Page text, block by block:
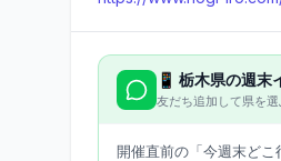
📱 栃木県の週末
友だち追加して県を
開催直前の「今週末どこ